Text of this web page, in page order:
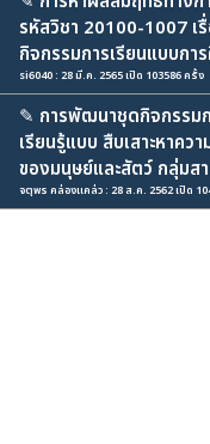
รหัสวิชา 20100-1007 เ
กิจกรรมการเรียนแบบก
si6040 : 28 มี.ค. 2565 เปิด 103586 ครั้ง
✎ การพัฒนาชุดกิจกรรม
เรียนรู้แบบ สืบเสาะหาคว
ของมนุษย์และสัตว์ กลุ่มสา
จตุพร คล่องแคล่ว : 28 ส.ค. 2562 เปิด